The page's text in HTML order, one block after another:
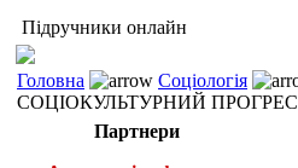
Підручники онлайн
Головна Соціологія
СОЦІОКУЛЬТУРНИЙ ПРОГРЕС
Партнери